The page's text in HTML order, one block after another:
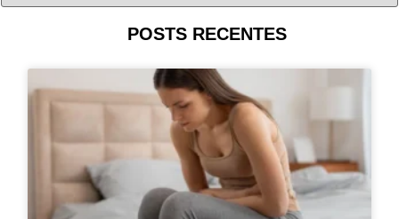
POSTS RECENTES